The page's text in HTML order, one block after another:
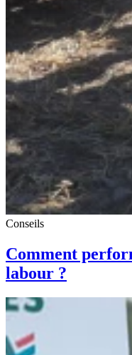
Conseils
Comment
labour ?